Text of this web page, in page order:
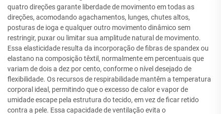
quatro direções garante liberdade de movimento em todas as
direções, acomodando agachamentos, lunges, chutes altos,
posturas de ioga e qualquer outro movimento dinâmico sem
restringir, puxar ou limitar sua amplitude natural de movimento.
Essa elasticidade resulta da incorporação de fibras de spandex ou
elastano na composição têxtil, normalmente em percentuais que
variam de dois a dez por cento, conforme o nível desejado de
flexibilidade. Os recursos de respirabilidade mantêm a temperatura
corporal ideal, permitindo que o excesso de calor e vapor de
umidade escape pela estrutura do tecido, em vez de ficar retido
contra a pele. Essa capacidade de ventilação evita o